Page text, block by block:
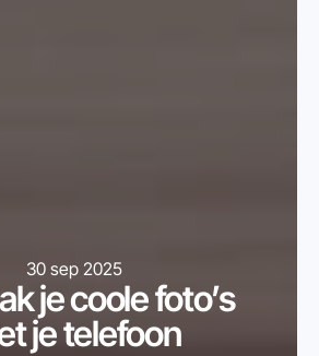
30 sep 2025
je coole foto’s
je telefoon